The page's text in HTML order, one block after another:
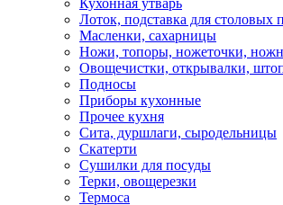
Кухонная утварь
Лоток, подставка для столовых
Масленки, сахарницы
Ножи, топоры, ножеточки,
Овощечистки, открывалки,
Подносы
Приборы кухонные
Прочее кухня
Сита, дуршлаги, сыродельницы
Скатерти
Сушилки для посуды
Терки, овощерезки
Термоса